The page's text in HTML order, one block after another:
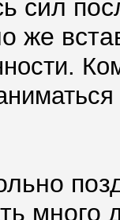
сил
же
много